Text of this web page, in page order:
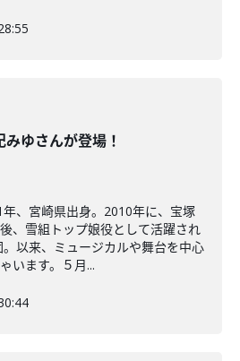
みゆさんが登場！
、宮崎県出身。2010年に、宝塚
、雪組トップ娘役として活躍され
以来、ミュージカルや舞台を中心
います。５月...